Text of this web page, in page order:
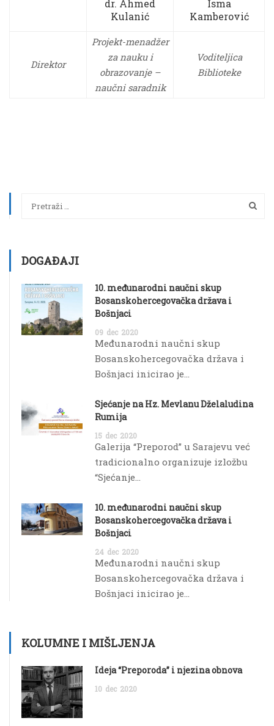
dr. Ahmed
Kulanić
Isma
Kamberović
Direktor
Projekt-menadžer
za nauku i
obrazovanje –
naučni saradnik
Voditeljica
Biblioteke
DOGAĐAJI
10. međunarodni naučni skup
Bosanskohercegovačka država i
Bošnjaci
09 dec 2020
Međunarodni naučni skup
Bosanskohercegovačka država i
Bošnjaci inicirao je...
Sjećanje na Hz. Mevlanu Dželaludina
Rumija
15 dec 2020
Galerija “Preporod” u Sarajevu već
tradicionalno organizuje izložbu
“Sjećanje...
10. međunarodni naučni skup
Bosanskohercegovačka država i
Bošnjaci
24 dec 2020
Međunarodni naučni skup
Bosanskohercegovačka država i
Bošnjaci inicirao je...
KOLUMNE I MIŠLJENJA
Ideja “Preporoda” i njezina obnova
10 dec 2020